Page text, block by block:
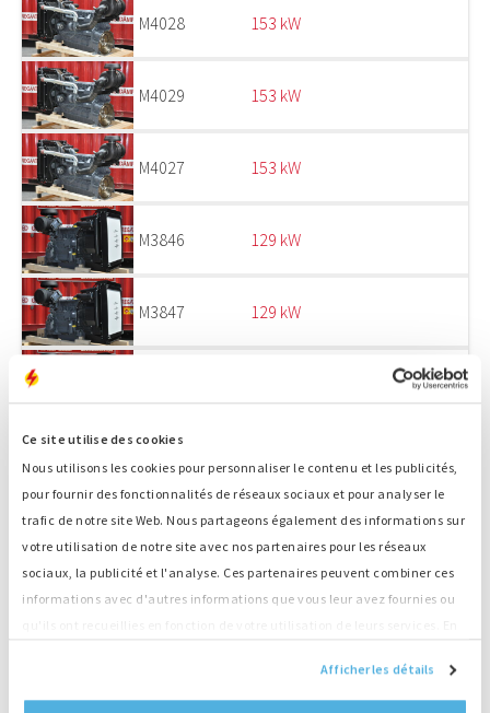
Ce site utilise des cookies
Nous utilisons les cookies pour personnaliser le contenu et les publicités,
pour fournir des fonctionnalités de réseaux sociaux et pour analyser le
trafic de notre site Web. Nous partageons également des informations sur
votre utilisation de notre site avec nos partenaires pour les réseaux
sociaux, la publicité et l'analyse. Ces partenaires peuvent combiner ces
informations avec d'autres informations que vous leur avez fournies ou
Afficher les détails
M4028 153 kW
M4029 153 kW
M4027 153 kW
M3846 129 kW
M3847 129 kW
M3567 129 kW
M3844 129 kW